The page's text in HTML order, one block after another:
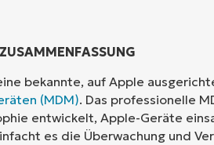
bekannte, auf Apple
(MDM). Das professionelle
entwickelt, Apple-Geräte
es die Überwachung und